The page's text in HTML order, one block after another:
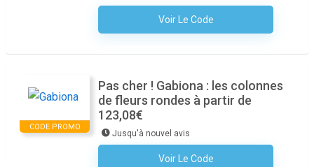
Voir Le Code
Aucun Code N'est Nécessaire
CODE PROMO
Pas cher ! Gabiona : les colonnes
de fleurs rondes à partir de
123,08€
Jusqu'à nouvel avis
Voir Le Code
Aucun Code N'est Nécessaire